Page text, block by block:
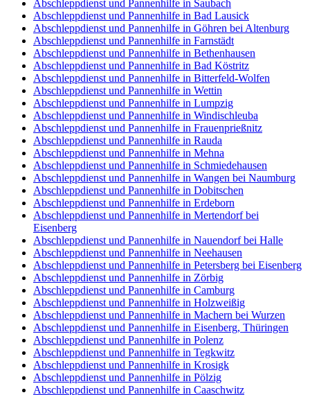
Abschleppdienst und Pannenhilfe in Saubach
Abschleppdienst und Pannenhilfe in Bad Lausick
Abschleppdienst und Pannenhilfe in Göhren bei Altenburg
Abschleppdienst und Pannenhilfe in Farnstädt
Abschleppdienst und Pannenhilfe in Bethenhausen
Abschleppdienst und Pannenhilfe in Bad Köstritz
Abschleppdienst und Pannenhilfe in Bitterfeld-Wolfen
Abschleppdienst und Pannenhilfe in Wettin
Abschleppdienst und Pannenhilfe in Lumpzig
Abschleppdienst und Pannenhilfe in Windischleuba
Abschleppdienst und Pannenhilfe in Frauenprießnitz
Abschleppdienst und Pannenhilfe in Rauda
Abschleppdienst und Pannenhilfe in Mehna
Abschleppdienst und Pannenhilfe in Schmiedehausen
Abschleppdienst und Pannenhilfe in Wangen bei Naumburg
Abschleppdienst und Pannenhilfe in Dobitschen
Abschleppdienst und Pannenhilfe in Erdeborn
Abschleppdienst und Pannenhilfe in Mertendorf bei
Eisenberg
Abschleppdienst und Pannenhilfe in Nauendorf bei Halle
Abschleppdienst und Pannenhilfe in Neehausen
Abschleppdienst und Pannenhilfe in Petersberg bei Eisenberg
Abschleppdienst und Pannenhilfe in Zörbig
Abschleppdienst und Pannenhilfe in Camburg
Abschleppdienst und Pannenhilfe in Holzweißig
Abschleppdienst und Pannenhilfe in Machern bei Wurzen
Abschleppdienst und Pannenhilfe in Eisenberg, Thüringen
Abschleppdienst und Pannenhilfe in Polenz
Abschleppdienst und Pannenhilfe in Tegkwitz
Abschleppdienst und Pannenhilfe in Krosigk
Abschleppdienst und Pannenhilfe in Pölzig
Abschleppdienst und Pannenhilfe in Caaschwitz